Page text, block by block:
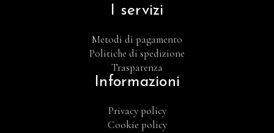
I servizi
Metodi di pagamento
Politiche di spedizione
Trasparenza
Informazioni
Privacy policy
Cookie policy